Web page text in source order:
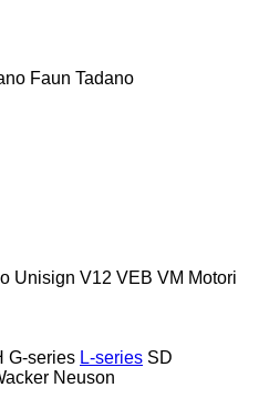
Faun Tadano
Unisign V12 VEB VM Motori
G-series L-series SD
Neuson